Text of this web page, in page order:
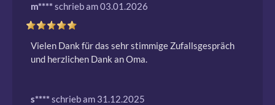
m****schrieb am 03.01.2026
Vielen Dank für das sehr stimmige Zufallsgespräch
und herzlichen Dank an Oma.
s****schrieb am 31.12.2025